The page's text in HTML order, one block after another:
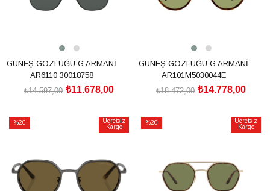
GÜNEŞ GÖZLÜĞÜ G.ARMANİ
AR6110 30018758
₺11.678,00
₺14.597,00
GÜNEŞ GÖZLÜĞÜ G.ARMANİ
AR101M5030044E
₺14.778,00
₺18.472,00
%20
Ücretsiz
Kargo
%20
Ücretsiz
Kargo